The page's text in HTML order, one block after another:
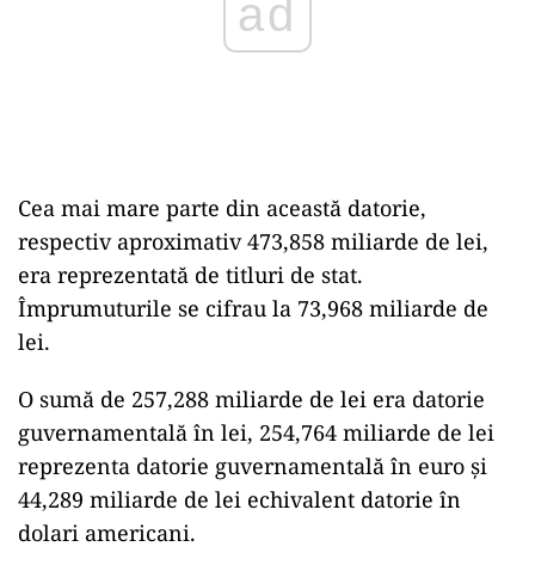
Cea mai mare parte din această datorie,
respectiv aproximativ 473,858 miliarde de lei,
era reprezentată de titluri de stat.
Împrumuturile se cifrau la 73,968 miliarde de
lei.
O sumă de 257,288 miliarde de lei era datorie
guvernamentală în lei, 254,764 miliarde de lei
reprezenta datorie guvernamentală în euro şi
44,289 miliarde de lei echivalent datorie în
dolari americani.